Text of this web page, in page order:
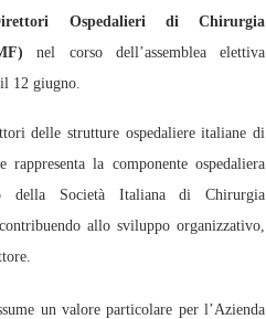
Ospedalieri di Chirurgia
nel corso dell’assemblea elettiva
12 giugno.
delle strutture ospedaliere italiane di
rappresenta la componente ospedaliera
della Società Italiana di Chirurgia
allo sviluppo organizzativo,
un valore particolare per l’Azienda